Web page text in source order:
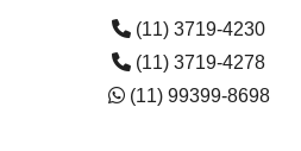
(11) 3719-4230
(11) 3719-4278
(11) 99399-8698